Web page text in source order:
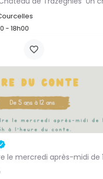
- 18h00